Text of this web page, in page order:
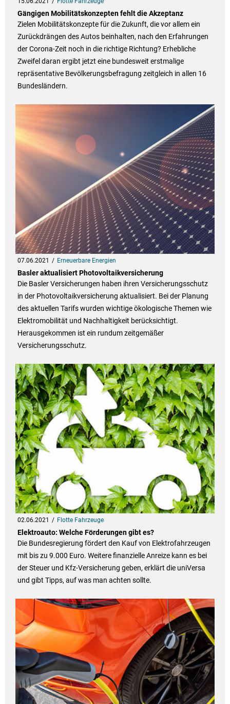
Gängigen Mobilitätskonzepten fehlt die Akzeptanz
Zielen Mobilitätskonzepte für die Zukunft, die vor allem ein
Zurückdrängen des Autos beinhalten, nach den Erfahrungen
der Corona-Zeit noch in die richtige Richtung? Erhebliche
Zweifel daran ergibt jetzt eine bundesweit erstmalige
repräsentative Bevölkerungsbefragung zeitgleich in allen 16
Bundesländern.
07.06.2021 Erneuerbare Energien
Basler aktualisiert Photovoltaikversicherung
Die Basler Versicherungen haben ihren Versicherungsschutz
in der Photovoltaikversicherung aktualisiert. Bei der Planung
des aktuellen Tarifs wurden wichtige ökologische Themen wie
Elektromobilität und Nachhaltigkeit berücksichtigt.
Herausgekommen ist ein rundum zeitgemäßer
Versicherungsschutz.
02.06.2021 Flotte Fahrzeuge
Elektroauto: Welche Förderungen gibt es?
Die Bundesregierung fördert den Kauf von Elektrofahrzeugen
mit bis zu 9.000 Euro. Weitere finanzielle Anreize kann es bei
der Steuer und Kfz-Versicherung geben, erklärt die uniVersa
und gibt Tipps, auf was man achten sollte.